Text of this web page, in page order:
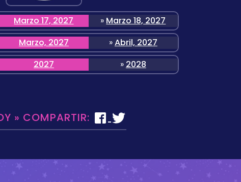
Marzo 17, 2027 » Marzo 18, 2027
Marzo, 2027 »Abril, 2027
2027 » 2028
» COMPARTIR: